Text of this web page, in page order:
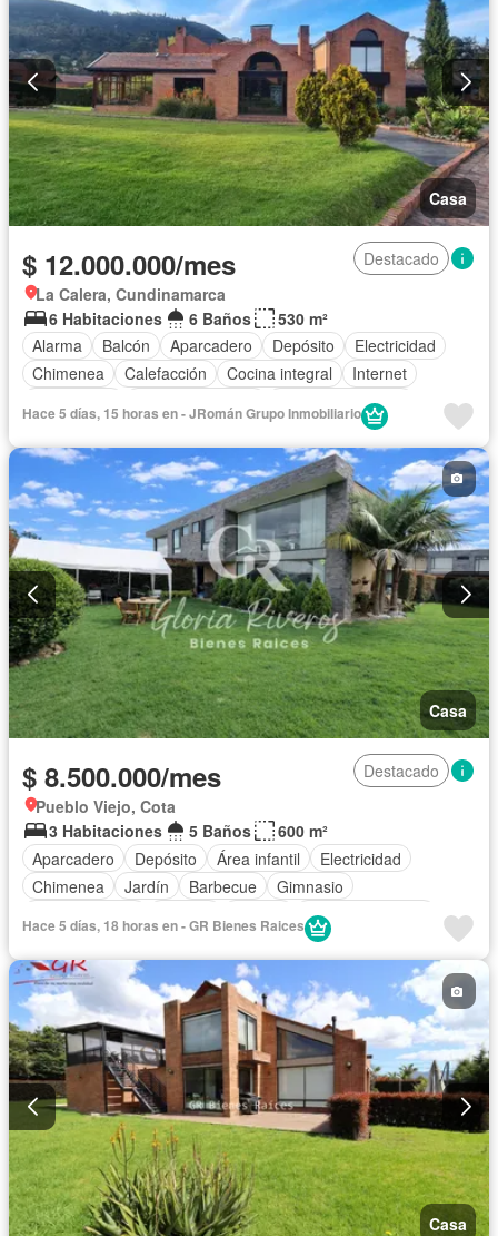
Casa
$ 12.000.000/mes
Destacado
La Calera, Cundinamarca
6 Habitaciones
6 Baños
530 m²
Alarma
Balcón Aparcadero Depósito
Electricidad
Chimenea
Calefacción Cocina integral
Internet
Cuarto de servicio
Tanque de agua
Área infantil
Vigilante
Acceso para personas con discapacidad
Jardín
Barbecue
Gimnasio Estudio
Seguridad privada
Permite mascotas
Hace 5 días, 15 horas en - JRomán Grupo Inmobiliario
Casa
$ 8.500.000/mes
Destacado
Pueblo Viejo, Cota
3 Habitaciones
5 Baños
600 m²
Aparcadero
Depósito Área infantil
Electricidad
Chimenea
Jardín Barbecue
Gimnasio
Vista panorámica
Cuarto de servicio
Piscina
Cancha de tenis
Hace 5 días, 18 horas en - GR Bienes Raices
Casa